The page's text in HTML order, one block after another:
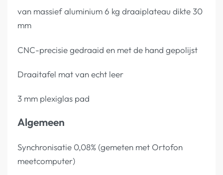
van massief aluminium 6 kg draaiplateau dikte 30
mm
CNC-precisie gedraaid en met de hand gepolijst
Draaitafel mat van echt leer
3 mm plexiglas pad
Algemeen
Synchronisatie 0,08% (gemeten met Ortofon
meetcomputer)